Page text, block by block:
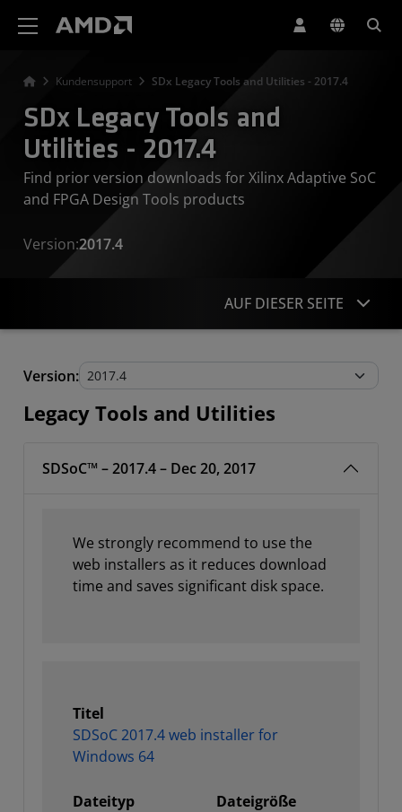
Kundensupport SDx Legacy Tools and Utilities - 2017.4
SDx Legacy Tools and
Utilities - 2017.4
Find prior version downloads for Xilinx Adaptive SoC
and FPGA Design Tools products
Version:2017.4
AUF DIESER SEITE
Legacy Tools and Utilities
Version:
Legacy Tools and Utilities
SDSoC™ – 2017.4 – Dec 20, 2017
We strongly recommend to use the
web installers as it reduces download
time and saves significant disk space.
Titel
SDSoC 2017.4 web installer for
Windows 64
Dateityp
Dateigröße